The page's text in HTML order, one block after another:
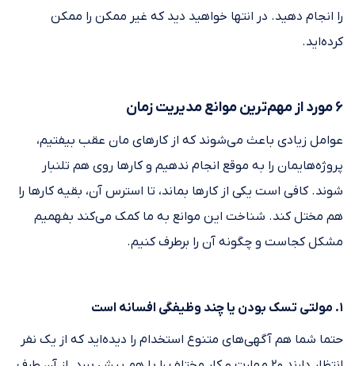
را انجام دهید. در انتها خواهید دید که غیر ممکن را ممکن
کرده‌اید.
۶ مورد از مهم‌ترین موانع مدیریت زمان
عوامل زیادی باعث می‌شوند که از کارهای مان عقب بیفتیم،
پروژه‌هایمان را به موقع انجام ندهیم و کارها روی هم تلنبار
شوند. کافی است یکی از کارها بماند، تا استرس آن، بقیه کارها را
هم مختل کند. شناخت این موانع به ما کمک می‌کند بفهمیم
مشکل کجاست و چگونه آن را برطرف کنیم.
۱. مولتی تسک بودن یا چند وظیفگی افسانه است
حتما شما هم آگهی‌های متنوع استخدام را دیده‌اید که از یک نفر